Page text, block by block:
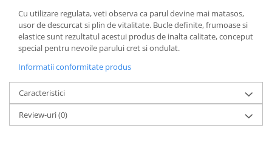
Cu utilizare regulata, veti observa ca parul devine mai matasos,
usor de descurcat si plin de vitalitate. Bucle definite, frumoase si
elastice sunt rezultatul acestui produs de inalta calitate, conceput
special pentru nevoile parului cret si ondulat.
Informatii conformitate produs
Caracteristici
Review-uri(0)